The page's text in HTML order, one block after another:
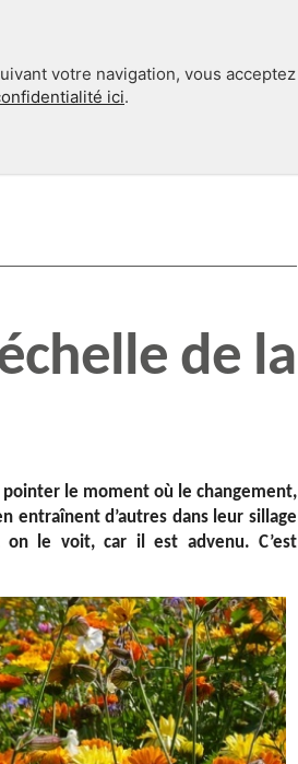
votre navigation, vous acceptez
ici.
de la
le moment où le changement,
entraînent d’autres dans leur sillage
on le voit, car il est advenu. C’est